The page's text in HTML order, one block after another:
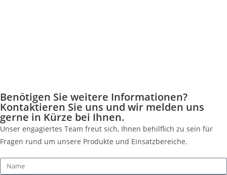
Benötigen Sie weitere Informationen?
Kontaktieren Sie uns und wir melden uns
gerne in Kürze bei Ihnen.
Unser engagiertes Team freut sich, Ihnen behilflich zu sein für
Fragen rund um unsere Produkte und Einsatzbereiche.